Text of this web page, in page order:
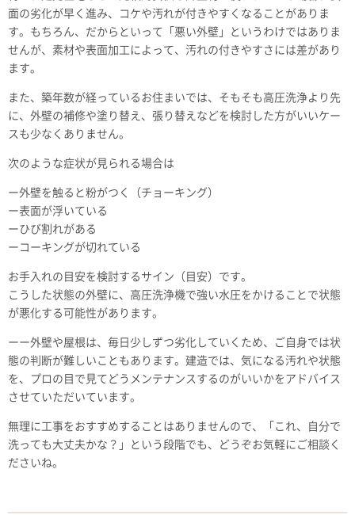
面の劣化が早く進み、コケや汚れが付きやすくなることがありま
す。もちろん、だからといって「悪い外壁」というわけではありま
せんが、素材や表面加工によって、汚れの付きやすさには差があり
ます。
また、築年数が経っているお住まいでは、そもそも高圧洗浄より先
に、外壁の補修や塗り替え、張り替えなどを検討した方がいいケー
スも少なくありません。
次のような症状が見られる場合は
ー外壁を触ると粉がつく（チョーキング）
ー表面が浮いている
ーひび割れがある
ーコーキングが切れている
お手入れの目安を検討するサイン（目安）です。
こうした状態の外壁に、高圧洗浄機で強い水圧をかけることで状態
が悪化する可能性があります。
ーー外壁や屋根は、毎日少しずつ劣化していくため、ご自身では状
態の判断が難しいこともあります。建造では、気になる汚れや状態
を、プロの目で見てどうメンテナンスするのがいいかをアドバイス
させていただいています。
無理に工事をおすすめすることはありませんので、「これ、自分で
洗っても大丈夫かな？」という段階でも、どうぞお気軽にご相談く
ださいね。